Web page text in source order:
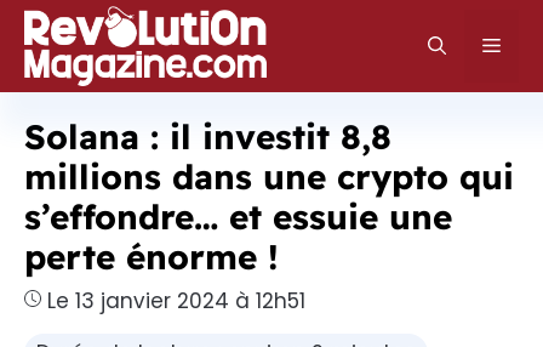
Aller
au
contenu
Solana : il investit 8,8
millions dans une crypto qui
s’effondre… et essuie une
perte énorme !
Le 13 janvier 2024 à 12h51